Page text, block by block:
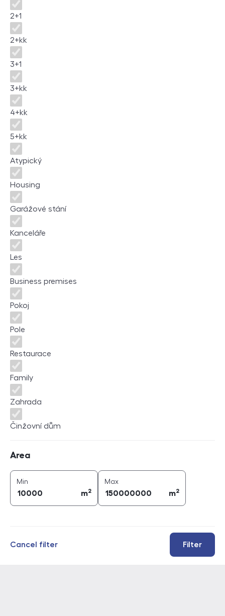
2+1
2+kk
3+1
3+kk
4+kk
5+kk
Atypický
Housing
Garážové stání
Kanceláře
Les
Business premises
Pokoj
Pole
Restaurace
Family
Zahrada
Činžovní dům
Area
Min
m2
Maxarea (
m2
Filter
Cancel filter